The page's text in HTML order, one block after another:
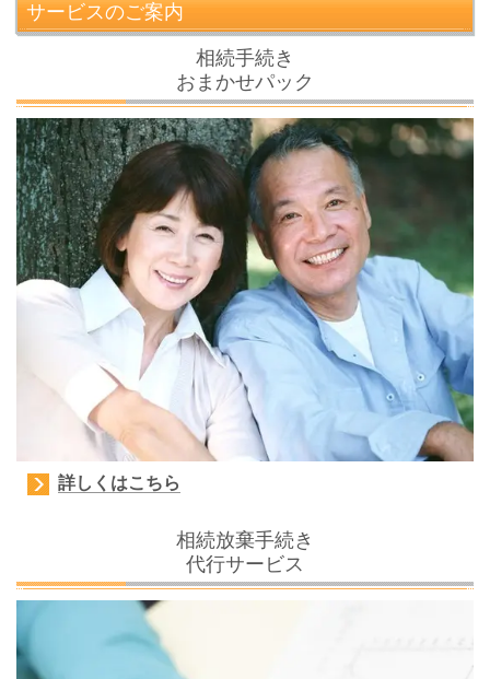
サービスのご案内
相続手続き
おまかせパック
詳しくはこちら
相続放棄手続き
代行サービス